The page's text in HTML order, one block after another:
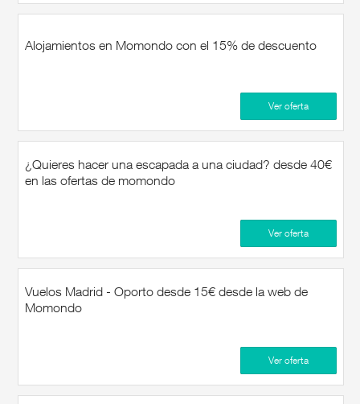
más sorpresas!
Alojamientos en Momondo con el 15% de descuento
Ver oferta
¿Quieres hacer una escapada a una ciudad? desde 40€
en las ofertas de momondo
Ver oferta
Vuelos Madrid - Oporto desde 15€ desde la web de
Momondo
Ver oferta